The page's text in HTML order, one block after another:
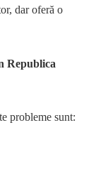
dar oferă o
Republica
probleme sunt: